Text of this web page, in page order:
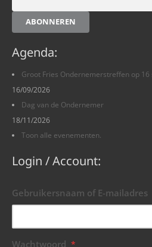
ABONNEREN
Agenda:
Groot Fries Ondernemerstreffen op
16/09/2026
Dag van de Ondernemer
18/11/2026
Toon alle evenementen.
Login / Account:
Gebruikersnaam of E-mailadres
Wachtwoord *